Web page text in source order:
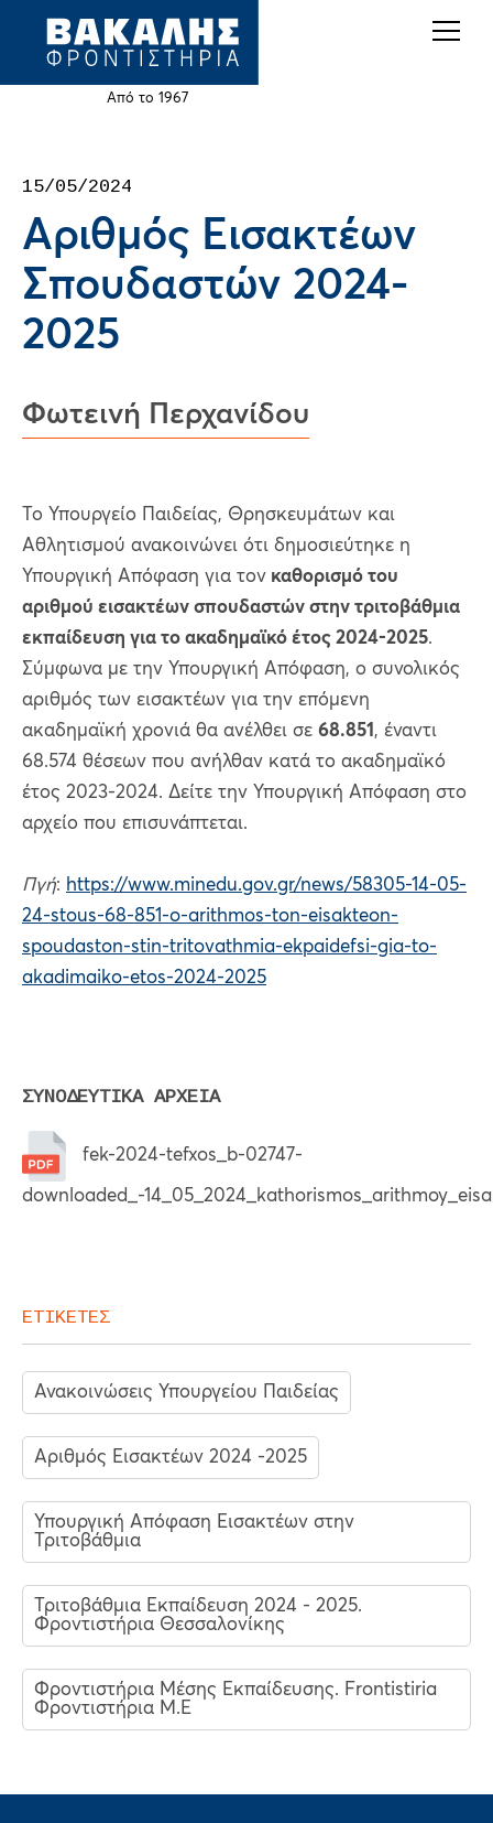
Jump
Από το 1967
top
15/05/2024
Αριθμός Εισακτέων
Σπουδαστών 2024-
2025
Φωτεινή Περχανίδου
Το Υπουργείο Παιδείας, Θρησκευμάτων και
Αθλητισμού ανακοινώνει ότι δημοσιεύτηκε η
Υπουργική Απόφαση για τον καθορισμό του
αριθμού εισακτέων σπουδαστών στην τριτοβάθμια
εκπαίδευση για το ακαδημαϊκό έτος 2024-2025.
Σύμφωνα με την Υπουργική Απόφαση, ο συνολικός
αριθμός των εισακτέων για την επόμενη
ακαδημαϊκή χρονιά θα ανέλθει σε 68.851 , έναντι
68.574 θέσεων που ανήλθαν κατά το ακαδημαϊκό
έτος 2023-2024. Δείτε την Υπουργική Απόφαση στο
αρχείο που επισυνάπτεται.
Πγή: https://www.minedu.gov.gr/news/58305-14-05-
24-stous-68-851-o-arithmos-ton-eisakteon-
spoudaston-stin-tritovathmia-ekpaidefsi-gia-to-
akadimaiko-etos-2024-2025
ΣΥΝΟΔΕΥΤΙΚΑ ΑΡΧΕΙΑ
fek-2024-tefxos_b-02747-
downloaded_-
ΕΤΙΚΕΤΕΣ
Ανακοινώσεις Υπουργείου Παιδείας
Αριθμός Εισακτέων 2024 -2025
Υπουργική Απόφαση Εισακτέων στην
Τριτοβάθμια
Τριτοβάθμια Εκπαίδευση 2024 - 2025.
Φροντιστήρια Θεσσαλονίκης
Φροντιστήρια Μέσης Εκπαίδευσης. Frontistiria
Φροντιστήρια Μ.Ε